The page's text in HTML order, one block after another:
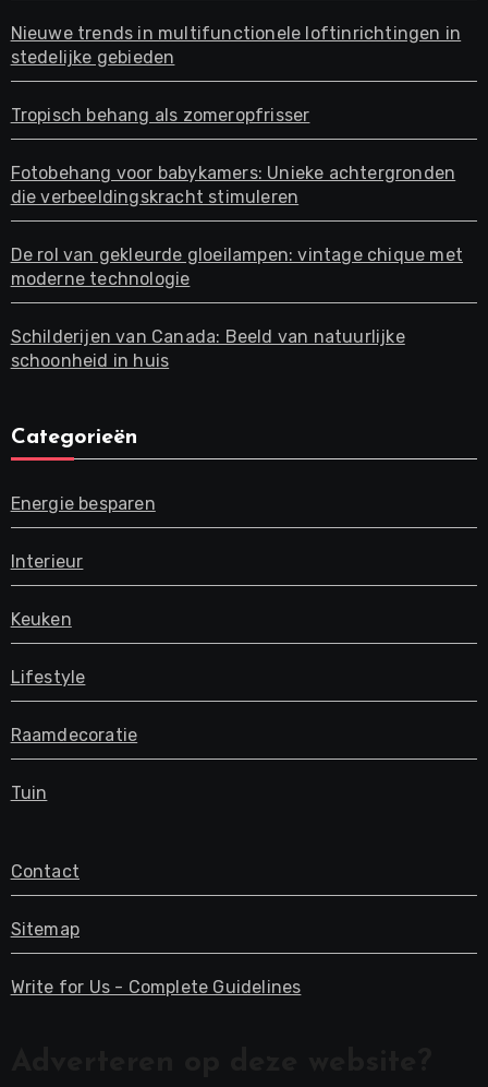
Nieuwe trends in multifunctionele loftinrichtingen in
stedelijke gebieden
Tropisch behang als zomeropfrisser
Fotobehang voor babykamers: Unieke achtergronden
die verbeeldingskracht stimuleren
De rol van gekleurde gloeilampen: vintage chique met
moderne technologie
Schilderijen van Canada: Beeld van natuurlijke
schoonheid in huis
Categorieën
Energie besparen
Interieur
Keuken
Lifestyle
Raamdecoratie
Tuin
Contact
Sitemap
Write for Us - Complete Guidelines